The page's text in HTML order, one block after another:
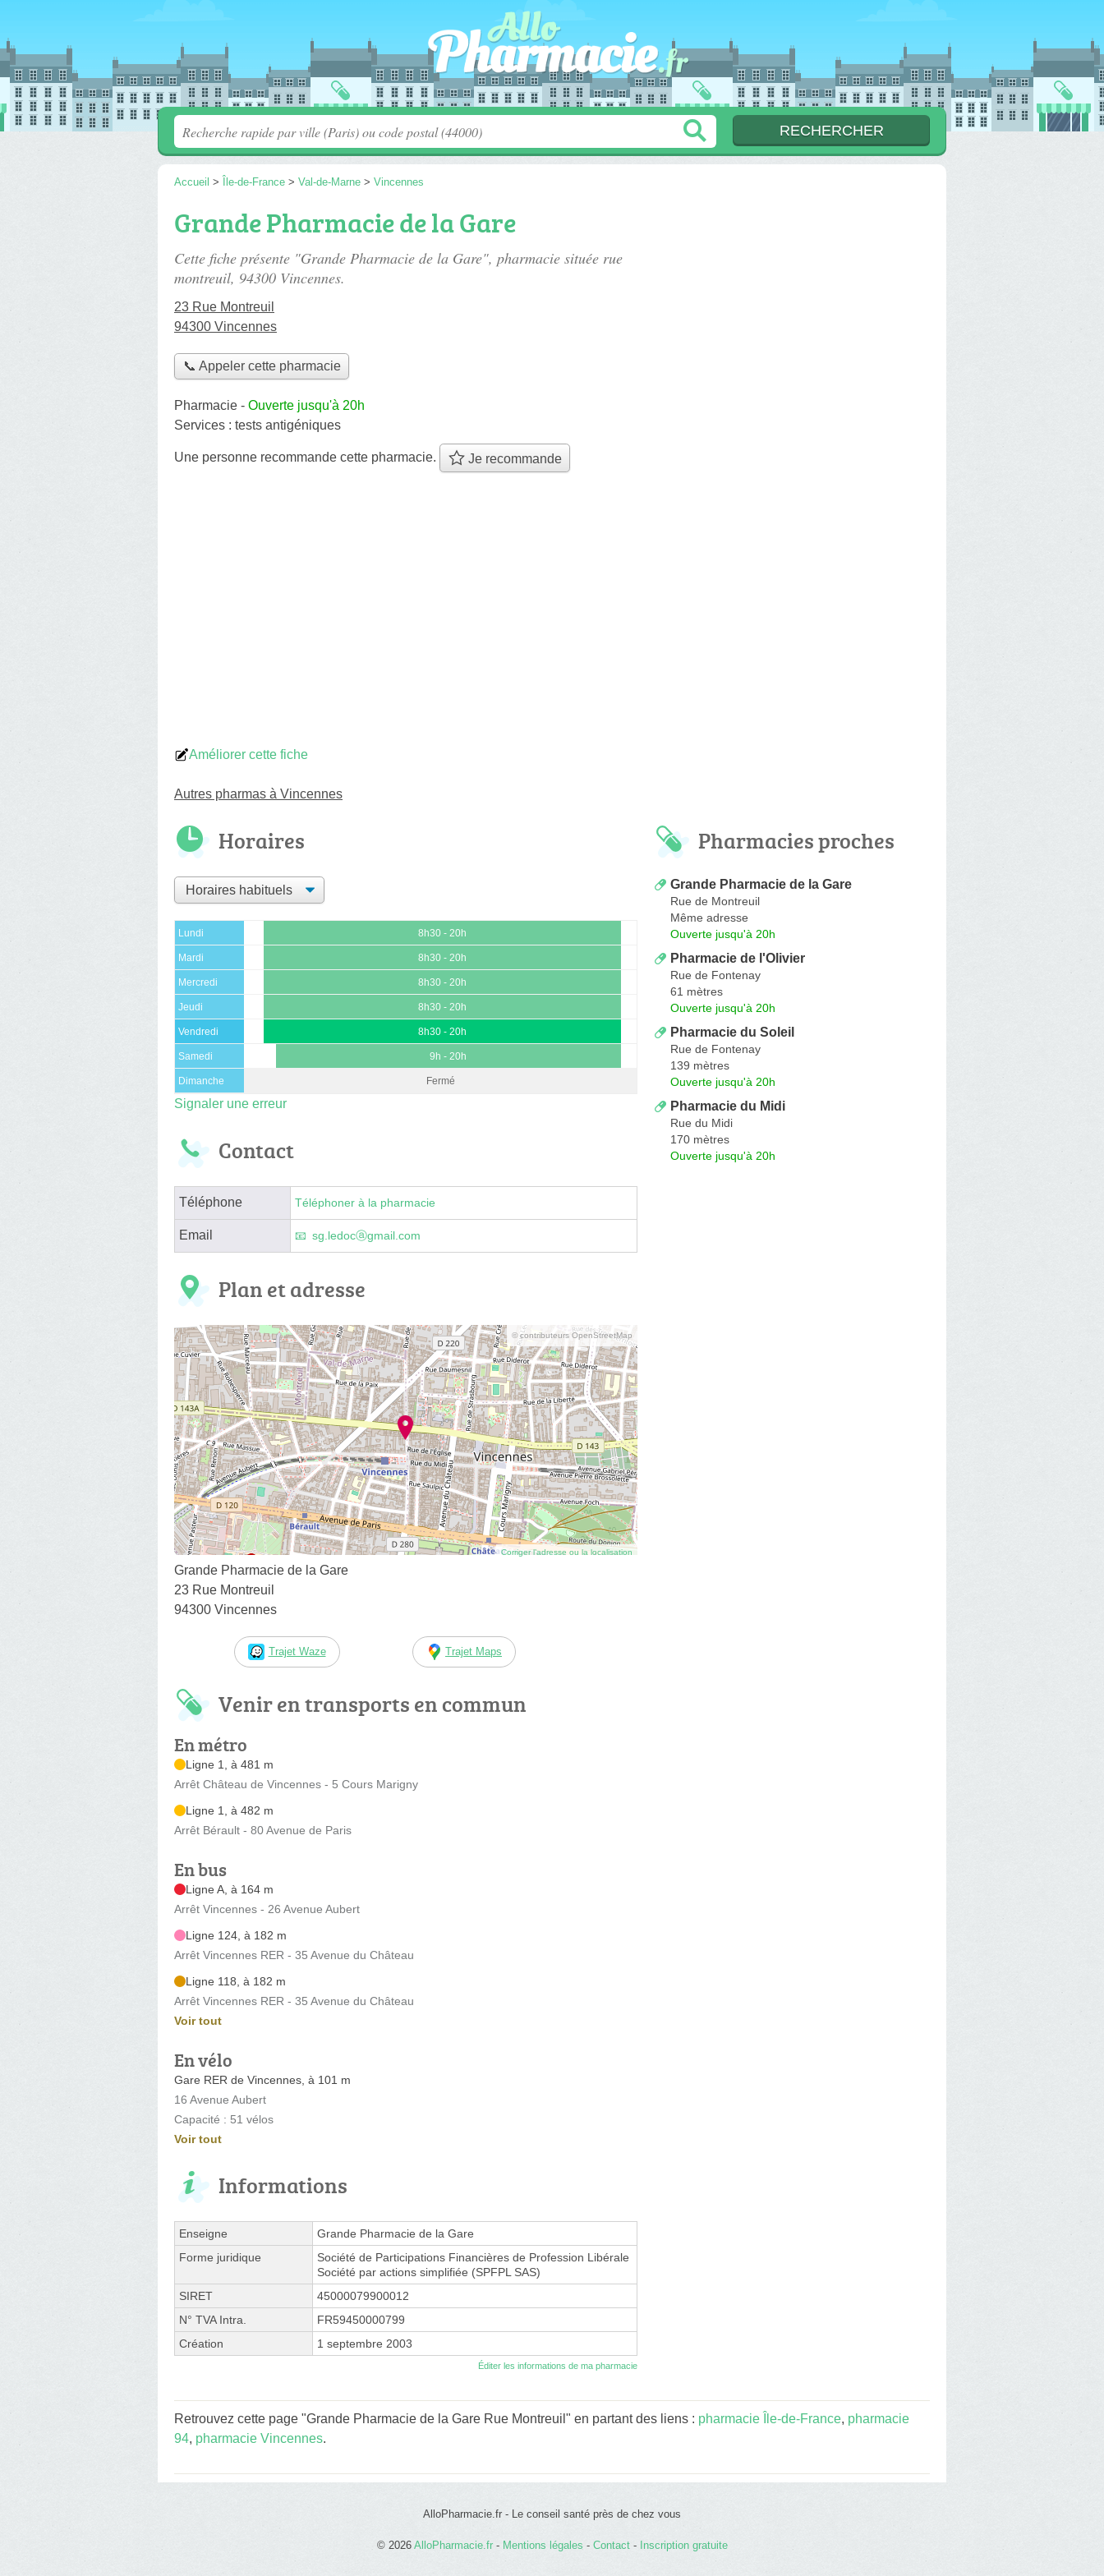
Accueil > Île-de-France > Val-de-Marne > Vincennes
Grande Pharmacie de la Gare
Cette fiche présente "Grande Pharmacie de la Gare", pharmacie située rue
montreuil, 94300 Vincennes.
23 Rue Montreuil
94300 Vincennes
📞 Appeler cette pharmacie
Pharmacie - Ouverte jusqu'à 20h
Services : tests antigéniques
Une personne recommande cette pharmacie. Je recommande
Améliorer cette fiche
Autres pharmas à Vincennes
Horaires
Lundi 8h30 - 20h
Mardi 8h30 - 20h
Mercredi 8h30 - 20h
Jeudi 8h30 - 20h
Vendredi 8h30 - 20h
Samedi 9h - 20h
Dimanche Fermé
Signaler une erreur
Contact
Téléphone Téléphoner à la pharmacie
Email sg.ledocⓐgmail.com
Plan et adresse
© contributeurs OpenStreetMap
Corriger l’adresse ou la localisation
Grande Pharmacie de la Gare
23 Rue Montreuil
94300 Vincennes
Trajet Waze Trajet Maps
Venir en transports en commun
En métro
Ligne 1, à 481 m
Arrêt Château de Vincennes - 5 Cours Marigny
Ligne 1, à 482 m
Arrêt Bérault - 80 Avenue de Paris
En bus
Ligne A, à 164 m
Arrêt Vincennes - 26 Avenue Aubert
Ligne 124, à 182 m
Arrêt Vincennes RER - 35 Avenue du Château
Ligne 118, à 182 m
Arrêt Vincennes RER - 35 Avenue du Château
Voir tout
En vélo
Gare RER de Vincennes, à 101 m
16 Avenue Aubert
Capacité : 51 vélos
Voir tout
Informations
Enseigne
Grande Pharmacie de la Gare
Forme juridique
Société de Participations Financières de Profession Libérale
Société par actions simplifiée (SPFPL SAS)
SIRET
45000079900012
N° TVA Intra.
FR59450000799
Création
1 septembre 2003
Éditer les informations de ma pharmacie
Pharmacies proches
Grande Pharmacie de la Gare
Rue de Montreuil
Même adresse
Ouverte jusqu'à 20h
Pharmacie de l'Olivier
Rue de Fontenay
61 mètres
Ouverte jusqu'à 20h
Pharmacie du Soleil
Rue de Fontenay
139 mètres
Ouverte jusqu'à 20h
Pharmacie du Midi
Rue du Midi
170 mètres
Ouverte jusqu'à 20h
Retrouvez cette page "Grande Pharmacie de la Gare Rue Montreuil" en partant des liens : pharmacie Île-de-France, pharmacie
94, pharmacie Vincennes.
AlloPharmacie.fr - Le conseil santé près de chez vous
© 2026 AlloPharmacie.fr - Mentions légales - Contact- Inscription gratuite